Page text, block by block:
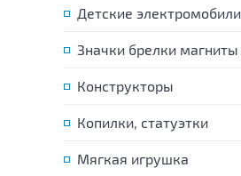
Детские электромобили
Значки брелки магниты
Конструкторы
Копилки, статуэтки
Мягкая игрушка